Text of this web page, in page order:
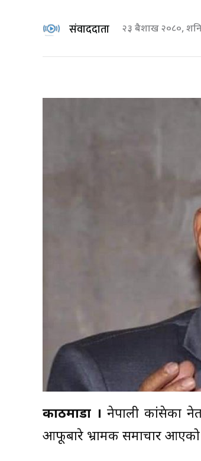
संवाददाता २३ बैशाख २०८०,
काठमाडौँ । नेपाली कांग्रेसका
आफूबारे भ्रामक समाचार